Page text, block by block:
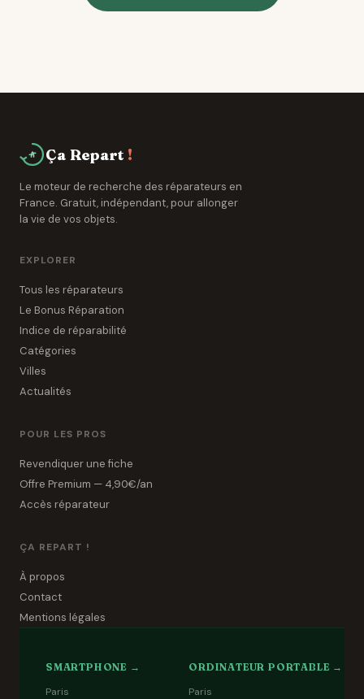
Ça Repart !
Le moteur de recherche des réparateurs en
France. Gratuit, indépendant, pour allonger
la vie de vos objets.
EXPLORER
Tous les réparateurs
Le Bonus Réparation
Indice de réparabilité
Catégories
Villes
Actualités
POUR LES PROS
Revendiquer une fiche
Offre Premium — 4,90€/an
Accès réparateur
ÇA REPART !
À propos
Contact
Mentions légales
SMARTPHONE →
Paris
ORDINATEUR PORTABLE →
Paris